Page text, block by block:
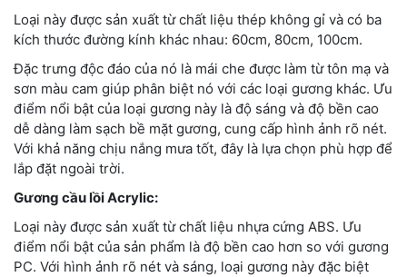
Loại này được sản xuất từ chất liệu thép không gỉ và có ba
kích thước đường kính khác nhau: 60cm, 80cm, 100cm.
Đặc trưng độc đáo của nó là mái che được làm từ tôn mạ và
sơn màu cam giúp phân biệt nó với các loại gương khác. Ưu
điểm nổi bật của loại gương này là độ sáng và độ bền cao
dễ dàng làm sạch bề mặt gương, cung cấp hình ảnh rõ nét.
Với khả năng chịu nắng mưa tốt, đây là lựa chọn phù hợp để
lắp đặt ngoài trời.
Gương cầu lồi Acrylic:
Loại này được sản xuất từ chất liệu nhựa cứng ABS. Ưu
điểm nổi bật của sản phẩm là độ bền cao hơn so với gương
PC. Với hình ảnh rõ nét và sáng, loại gương này đặc biệt